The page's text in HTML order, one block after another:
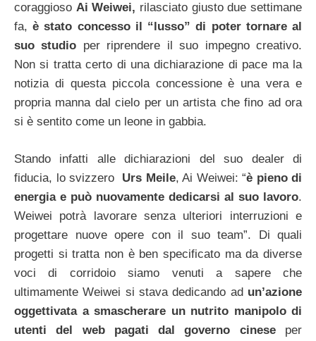
coraggioso Ai Weiwei, rilasciato giusto due settimane
fa,è stato concesso il “lusso” di poter tornare al
suo studio per riprendere il suo impegno creativo.
Non si tratta certo di una dichiarazione di pace ma la
notizia di questa piccola concessione è una vera e
propria manna dal cielo per un artista che fino ad ora
si è sentito come un leone in gabbia.
Stando infatti alle dichiarazioni del suo dealer di
fiducia, lo svizzero Urs Meile, Ai Weiwei: “è pieno di
energia e può nuovamente dedicarsi al suo lavoro.
Weiwei potrà lavorare senza ulteriori interruzioni e
progettare nuove opere con il suo team”. Di quali
progetti si tratta non è ben specificato ma da diverse
voci di corridoio siamo venuti a sapere che
ultimamente Weiwei si stava dedicando ad un’azione
oggettivata a smascherare un nutrito manipolo di
utenti del web pagati dal governo cineseper